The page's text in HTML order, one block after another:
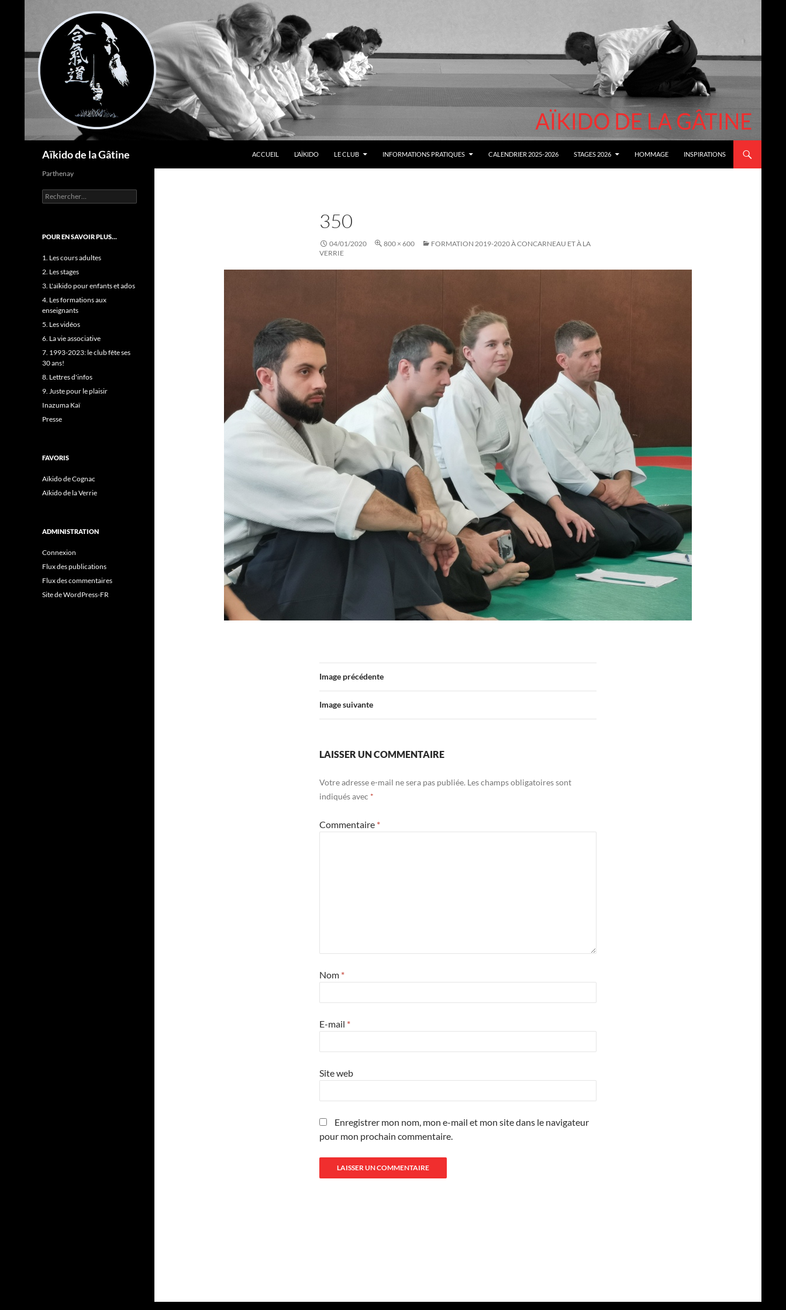
Aïkido de la Gâtine
ACCUEIL
L’AÏKIDO LE CLUB INFORMATIONS PRATIQUES CALENDRIER 2025-2026 STAGES 2026 HOMMAGE INSPIRATIONS
350
04/01/2020 800 × 600
FORMATION 2019-2020 À CONCARNEAU ET À LA
VERRIE
Image précédente
Image suivante
LAISSER UN COMMENTAIRE
Votre adresse e-mail ne sera pas publiée. Les champs obligatoires sont
indiqués avec *
Commentaire *
Nom *
E-mail *
Site web
Enregistrer mon nom, mon e-mail et mon site dans le navigateur
pour mon prochain commentaire.
Parthenay
Rechercher :
POUR EN SAVOIR PLUS…
1. Les cours adultes
2. Les stages
3. L'aïkido pour enfants et ados
4. Les formations aux
enseignants
5. Les vidéos
6. La vie associative
7. 1993-2023: le club fête ses
30 ans!
8. Lettres d'infos
9. Juste pour le plaisir
Inazuma Kaï
Presse
FAVORIS
Aïkido de Cognac
Aïkido de la Verrie
ADMINISTRATION
Connexion
Flux des publications
Flux des commentaires
Site de WordPress-FR